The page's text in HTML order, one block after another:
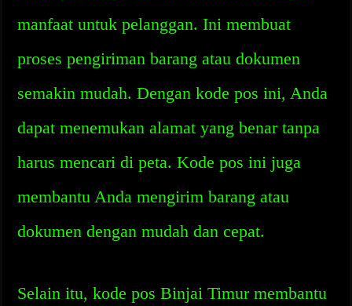
manfaat untuk pelanggan. Ini membuat
proses pengiriman barang atau dokumen
semakin mudah. Dengan kode pos ini, Anda
dapat menemukan alamat yang benar tanpa
harus mencari di peta. Kode pos ini juga
membantu Anda mengirim barang atau
dokumen dengan mudah dan cepat.
Selain itu, kode pos Binjai Timur membantu